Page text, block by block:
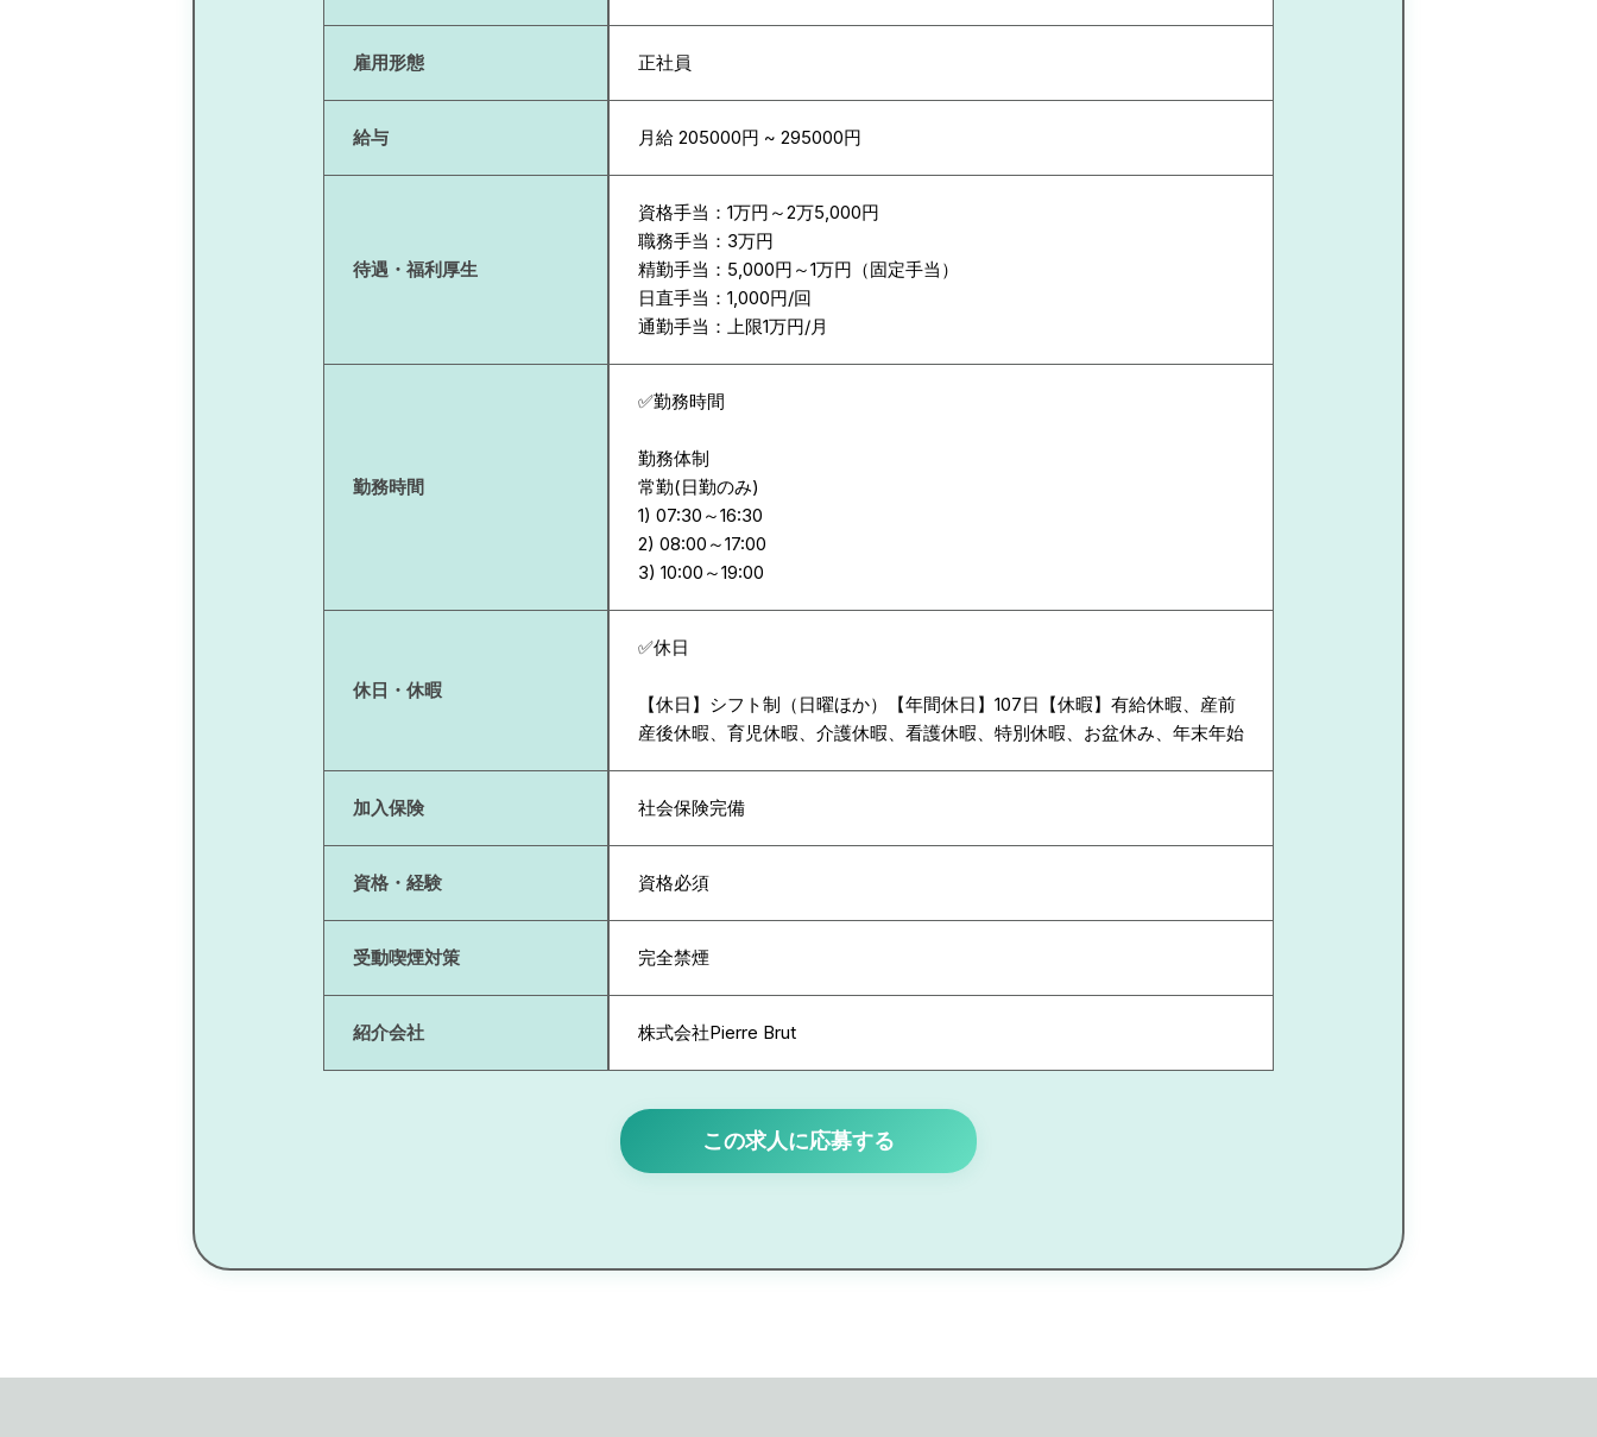
雇用形態 正社員
給与 月給 205000円 ~ 295000円
待遇・福利厚生
資格手当：1万円～2万5,000円
職務手当：3万円
精勤手当：5,000円～1万円（固定手当）
日直手当：1,000円/回
通勤手当：上限1万円/月
勤務時間
✅勤務時間
勤務体制
常勤(日勤のみ)
1) 07:30～16:30
2) 08:00～17:00
休日・休暇
✅休日
【休日】シフト制（日曜ほか）【年間休日】107日【休暇】有給休暇、産前
産後休暇、育児休暇、介護休暇、看護休暇、特別休暇、お盆休み、年末年始
加入保険 社会保険完備
資格・経験 資格必須
受動喫煙対策 完全禁煙
紹介会社 株式会社Pierre Brut
この求人に応募する